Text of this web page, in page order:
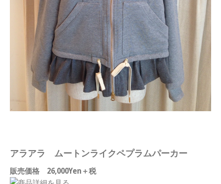
アラアラ ムートンライクペプラムパーカー
販売価格 26,000Yen＋税